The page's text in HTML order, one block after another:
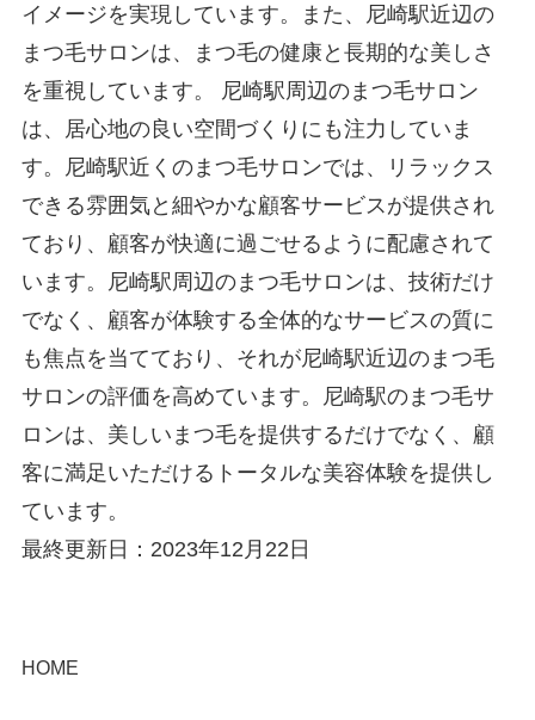
イメージを実現しています。また、尼崎駅近辺の
まつ毛サロンは、まつ毛の健康と長期的な美しさ
を重視しています。 尼崎駅周辺のまつ毛サロン
は、居心地の良い空間づくりにも注力していま
す。尼崎駅近くのまつ毛サロンでは、リラックス
できる雰囲気と細やかな顧客サービスが提供され
ており、顧客が快適に過ごせるように配慮されて
います。尼崎駅周辺のまつ毛サロンは、技術だけ
でなく、顧客が体験する全体的なサービスの質に
も焦点を当てており、それが尼崎駅近辺のまつ毛
サロンの評価を高めています。尼崎駅のまつ毛サ
ロンは、美しいまつ毛を提供するだけでなく、顧
客に満足いただけるトータルな美容体験を提供し
ています。
最終更新日：2023年12月22日
HOME